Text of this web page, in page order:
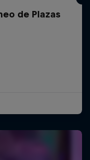
de Plazas